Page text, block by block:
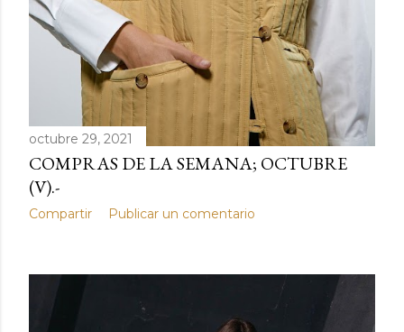
octubre 29, 2021
COMPRAS DE LA SEMANA; OCTUBRE
(V).-
Compartir Publicar un comentario